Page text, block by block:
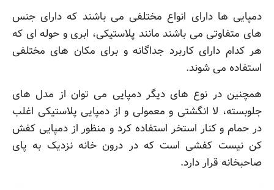
دمپایی ها دارای انواع مختلفی می باشند که دارای جنس
های متفاوتی می باشند مانند پلاستیکی، ابری و حوله ای که
هر کدام دارای کاربرد جداگانه و برای مکان های مختلفی
استفاده می شوند.
همچنین در نوع های دیگر دمپایی می توان از مدل های
جلوبسته، لا انگشتی و معمولی و از دمپایی پلاستیکی اغلب
در حمام و کنار استخر استفاده کرد و منظور از دمپایی کفش
کن نیست کفشی است که در درون خانه نزدیک به پای
صاحبخانه قرار دارد.